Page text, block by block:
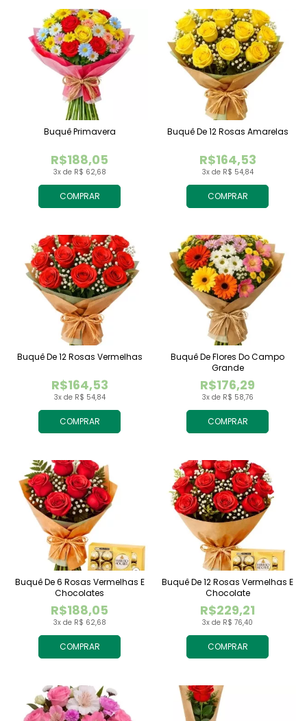
COMPRAR
3x de R$ 62,68
R$188,05
Buquê Primavera
COMPRAR
3x de R$ 54,84
R$164,53
Buquê De 12 Rosas Amarelas
COMPRAR
3x de R$ 54,84
R$164,53
Buquê De 12 Rosas Vermelhas
COMPRAR
3x de R$ 58,76
R$176,29
Buquê De Flores Do Campo
Grande
COMPRAR
3x de R$ 62,68
R$188,05
Buquê De 6 Rosas Vermelhas E
Chocolates
COMPRAR
3x de R$ 76,40
R$229,21
Buquê De 12 Rosas Vermelhas E
Chocolate